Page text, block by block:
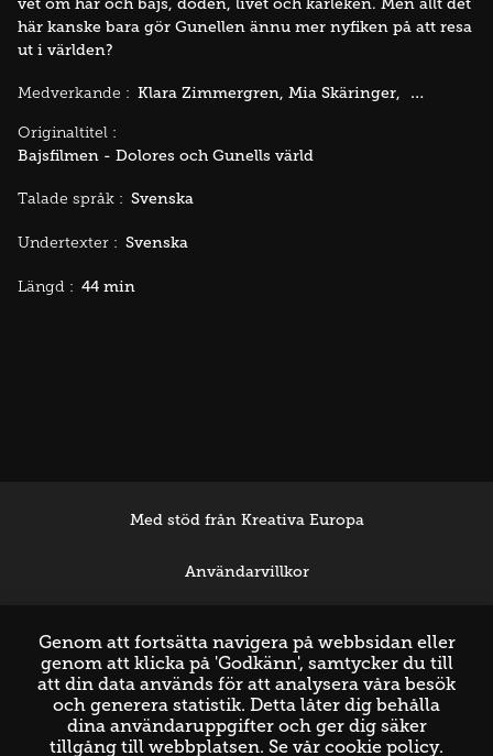
vet om hår och bajs, döden, livet och kärleken. Men allt det
här kanske bara gör Gunellen ännu mer nyfiken på att resa
ut i världen?
Medverkande : Klara Zimmergren Mia Skäringer Rikard
Originaltitel :
Bajsfilmen - Dolores och Gunells värld
Talade språk : Svenska
Undertexter : Svenska
Längd : 44 min
Med stöd från Kreativa Europa
Användarvillkor
Genom att fortsätta navigera på webbsidan eller
genom att klicka på 'Godkänn', samtycker du till
att din data används för att analysera våra besök
och generera statistik. Detta låter dig behålla
dina användaruppgifter och ger dig säker
tillgång till webbplatsen. Se vår cookie policy.